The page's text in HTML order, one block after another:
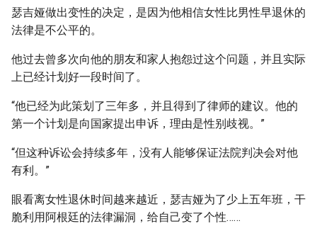
瑟吉娅做出变性的决定，是因为他相信女性比男性早退休的
法律是不公平的。
他过去曾多次向他的朋友和家人抱怨过这个问题，并且实际
上已经计划好一段时间了。
“他已经为此策划了三年多，并且得到了律师的建议。他的
第一个计划是向国家提出申诉，理由是性别歧视。”
“但这种诉讼会持续多年，没有人能够保证法院判决会对他
有利。”
眼看离女性退休时间越来越近，瑟吉娅为了少上五年班，干
脆利用阿根廷的法律漏洞，给自己变了个性……